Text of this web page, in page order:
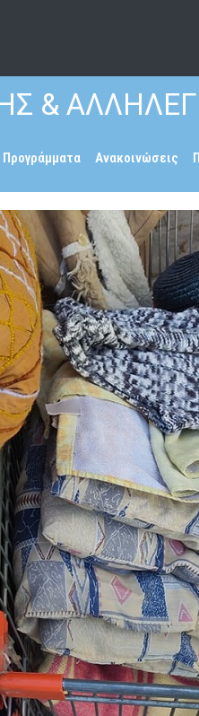
&
Προγράμματα Ανακοινώσεις